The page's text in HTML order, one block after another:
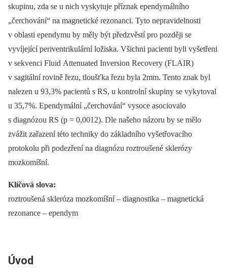
skupinu, zda se u nich vyskytuje příznak ependymálního
„čerchování“ na magnetické rezonanci. Tyto nepravidelnosti
v oblasti ependymu by měly být předzvěstí pro později se
vyvíjející periventrikulární ložiska. Všichni pacienti byli vyšetřeni
v sekvenci Fluid Attenuated Inversion Recovery (FLAIR)
v sagitální rovině řezu, tloušťka řezu byla 2mm. Tento znak byl
nalezen u 93,3% pacientů s RS, u kontrolní skupiny se vykytoval
u 35,7%. Ependymální „čerchování“ vysoce asociovalo
s diagnózou RS (p = 0,0012). Dle našeho názoru by se mělo
zvážit zařazení této techniky do základního vyšetřovacího
protokolu při podezření na diagnózu roztroušené sklerózy
mozkomíšní.
Klíčová slova:
roztroušená skleróza mozkomíšní –⁠ diagnostika –⁠ magnetická
rezonance –⁠ ependym
Úvod